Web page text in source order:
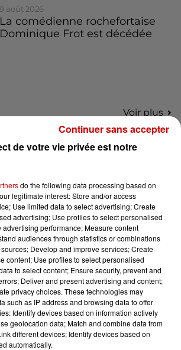
9 août 2026
La comédienne rochefortaise
Dominique Frot est décédée
Voir plus
vos places pour
l'événement Ride the Show à
Gagnez vos places pour le
Marché Gourmand 2026
Coulon !
Le Duel - Gagnez vos entrées
l'un des zoos de nos
!
de votre vie privée est notre
do the following data processing based on
legitimate interest: Store and/or access
Use limited data to select advertising; Create
advertising; Use profiles to select personalised
performance; Measure content
audiences through statistics or combinations
Develop and improve services; Create
content; Use profiles to select personalised
to select content; Ensure security, prevent and
Deliver and present advertising and content;
privacy choices. These technologies may
such as IP address and browsing data to offer
Identify devices based on information actively
geolocation data; Match and combine data from
different devices; Identify devices based on
automatically.
Continuer sans accepter